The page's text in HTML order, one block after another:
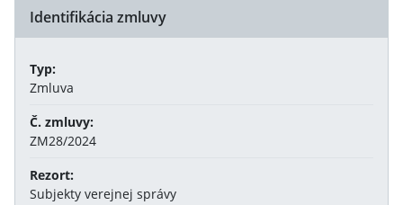
Identifikácia zmluvy
Typ:
Zmluva
Č. zmluvy:
ZM28/2024
Rezort:
Subjekty verejnej správy